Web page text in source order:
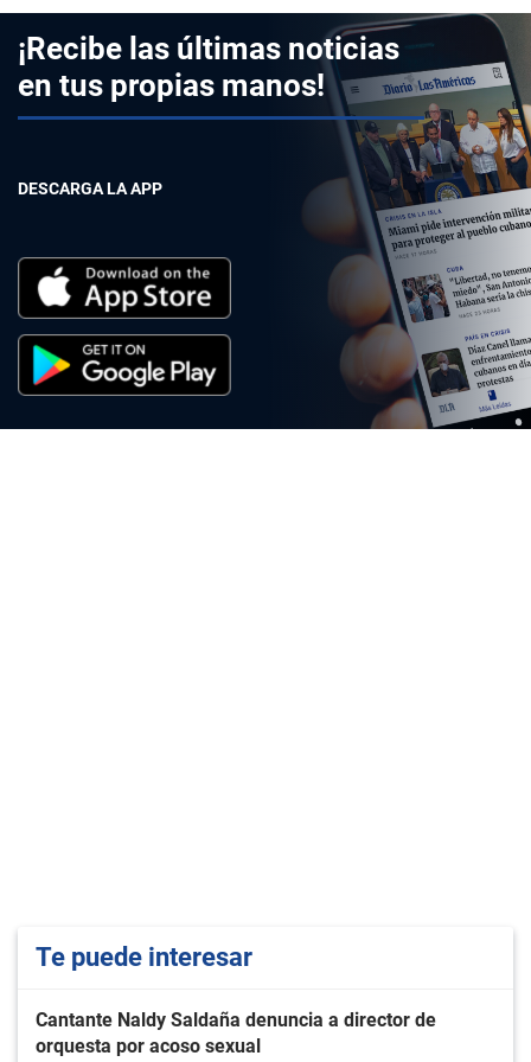
¡Recibe las últimas noticias
en tus propias manos!
DESCARGA LA APP
Te puede interesar
Cantante Naldy Saldaña denuncia a director de
orquesta por acoso sexual